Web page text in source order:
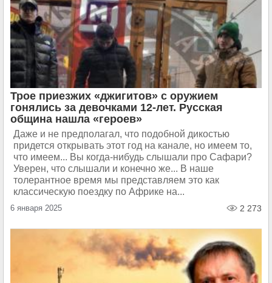
Трое приезжих «джигитов» с оружием
гонялись за девочками 12-лет. Русская
община нашла «героев»
Даже и не предполагал, что подобной дикостью
придется открывать этот год на канале, но имеем то,
что имеем... Вы когда-нибудь слышали про Сафари?
Уверен, что слышали и конечно же... В наше
толерантное время мы представляем это как
классическую поездку по Африке на...
6 января 2025 2 273